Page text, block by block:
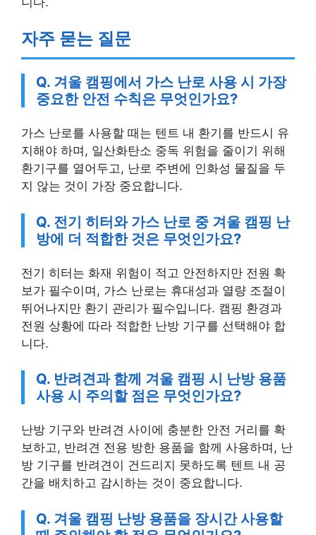
자주 묻는 질문
Q. 겨울 캠핑에서 가스 난로 사용 시 가장
중요한 안전 수칙은 무엇인가요?
지해야 하며, 일산화탄소 중독 위험을 줄이기 위해
환기구를 열어두고, 난로 주변에 인화성 물질을 두
지 않는 것이 가장 중요합니다.
Q. 전기 히터와 가스 난로 중 겨울 캠핑 난
방에 더 적합한 것은 무엇인가요?
보가 필수이며, 가스 난로는 휴대성과 열량 조절이
뛰어나지만 환기 관리가 필수입니다. 캠핑 환경과
전원 상황에 따라 적합한 난방 기구를 선택해야 합
니다.
Q. 반려견과 함께 겨울 캠핑 시 난방 용품
사용 시 주의할 점은 무엇인가요?
보하고, 반려견 전용 방한 용품을 함께 사용하며, 난
방 기구를 반려견이 건드리지 못하도록 텐트 내 공
간을 배치하고 감시하는 것이 중요합니다.
Q. 겨울 캠핑 난방 용품을 장시간 사용할
때 주의해야 할 점은 무엇인가요?